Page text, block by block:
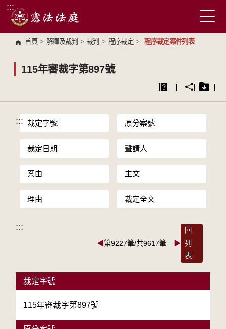
跳到主要內容區塊
:::
首頁 > 解釋及裁判 > 裁判 > 程序裁定 > 程序裁定案件列表
115年審裁字第897號
::: 裁定字號 原分案號
裁定日期 聲請人
案由 主文
理由 裁定全文
:::
◀第9227筆/共9617筆 ▶
回
列
表
裁定字號
115年審裁字第897號